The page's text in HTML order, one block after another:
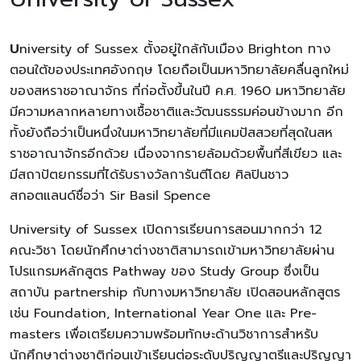
University of Sussex ตั้งอยู่ใกล้กับเมือง Brighton ทาง
ตอนใต้ของประเทศอังกฤษ โดยถือเป็นมหาวิทยาลัยคลื่นลูกใหม่
ของสหราชอาณาจักร ที่ก่อตั้งขึ้นในปี ค.ศ. 1960 มหาวิทยาลัย
มีความหลากหลายทางเชื้อชาติและวัฒนธรรมค่อนข้างมาก อีก
ทั้งยังถือว่าเป็นหนึ่งในมหาวิทยาลัยที่มีแคมปัสสวยที่สุดในสห
ราชอาณาจักรอีกด้วย เนื่องจากรายล้อมด้วยพื้นที่สีเขียว และ
มีสถาปัตยกรรมที่ได้รับรางวัลการันตีโดย ศิลปินชาว
สกอตแลนด์ชื่อว่า Sir Basil Spence
University of Sussex เปิดการเรียนการสอนมากกว่า 12
คณะวิชา โดยนักศึกษาต่างชาติสามารถเข้ามหาวิทยาลัยผ่าน
โปรแกรมหลักสูตร Pathway ของ Study Group ซึ่งเป็น
สถาบัน partnership กับทางมหาวิทยาลัย เปิดสอนหลักสูตร
เช่น Foundation, International Year One และ Pre-
masters เพื่อเตรียมความพร้อมทักษะด้านวิชาการสำหรับ
นักศึกษาต่างชาติก่อนเข้าเรียนต่อระดับปริญญาตรีและปริญญา